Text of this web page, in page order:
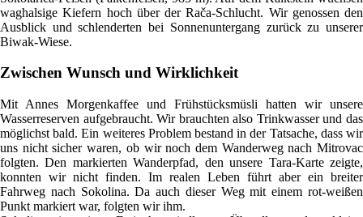
waghalsige Kiefern hoch über der Rača-Schlucht. Wir genossen den
Ausblick und schlenderten bei Sonnenuntergang zurück zu unserer
Biwak-Wiese.
Zwischen Wunsch und Wirklichkeit
Mit Annes Morgenkaffee und Frühstücksmüsli hatten wir unsere
Wasserreserven aufgebraucht. Wir brauchten also Trinkwasser und das
möglichst bald. Ein weiteres Problem bestand in der Tatsache, dass wir
uns nicht sicher waren, ob wir noch dem Wanderweg nach Mitrovac
folgten. Den markierten Wanderpfad, den unsere Tara-Karte zeigte,
konnten wir nicht finden. Im realen Leben führt aber ein breiter
Fahrweg nach Sokolina. Da auch dieser Weg mit einem rot-weißen
Punkt markiert war, folgten wir ihm.